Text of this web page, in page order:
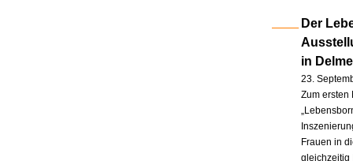
Der
in
23.
Zum ersten
Frauen in
gleichzeitig